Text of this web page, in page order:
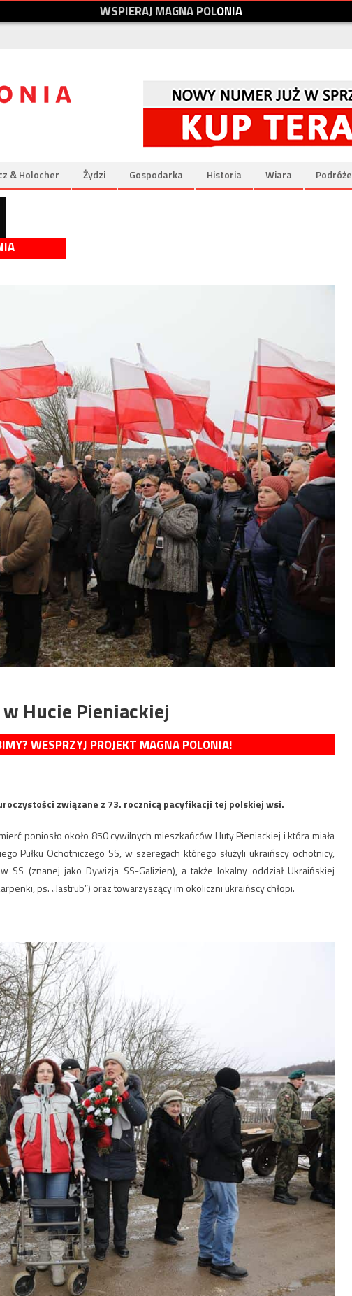
WSPIERAJMAGNAPOLONIA
& Holocher Żydzi Gospodarka Historia Wiara Podróże
Hucie Pieniackiej
WESPRZYJ PROJEKT MAGNA POLONIA!
związane z 73. rocznicą pacyfikacji tej polskiej wsi.
poniosło około 850 cywilnych mieszkańców Huty Pieniackiej i która miała
Pułku Ochotniczego SS, w szeregach którego służyli ukraińscy ochotnicy,
SS (znanej jako Dywizja SS-Galizien), a także lokalny oddział Ukraińskiej
ps. „Jastrub”) oraz towarzyszący im okoliczni ukraińscy chłopi.